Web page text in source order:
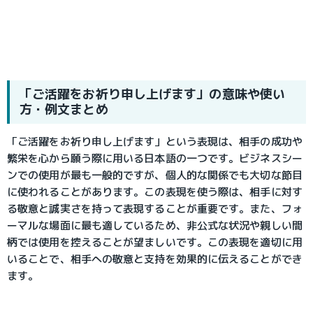
「ご活躍をお祈り申し上げます」の意味や使い
方・例文まとめ
「ご活躍をお祈り申し上げます」という表現は、相手の成功や
繁栄を心から願う際に用いる日本語の一つです。ビジネスシー
ンでの使用が最も一般的ですが、個人的な関係でも大切な節目
に使われることがあります。この表現を使う際は、相手に対す
る敬意と誠実さを持って表現することが重要です。また、フォ
ーマルな場面に最も適しているため、非公式な状況や親しい間
柄では使用を控えることが望ましいです。この表現を適切に用
いることで、相手への敬意と支持を効果的に伝えることができ
ます。